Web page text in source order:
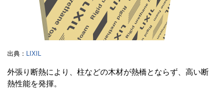
出典： LIXIL
外張り断熱により、柱などの木材が熱橋とならず、高い断
熱性能を発揮。